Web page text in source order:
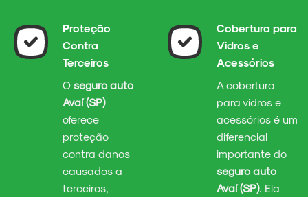
Proteção
Contra
Terceiros
O seguro auto
Avaí (SP)
oferece
proteção
contra danos
causados a
terceiros,
Cobertura para
Vidros e
Acessórios
A cobertura
para vidros e
acessórios é um
diferencial
importante do
seguro auto
Avaí (SP). Ela